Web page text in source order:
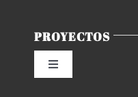
Condiciones de uso
PROYECTOS
Toggle
Navigation